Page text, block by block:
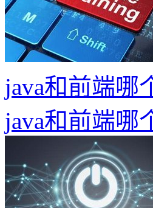
java和前端哪
java和前端哪